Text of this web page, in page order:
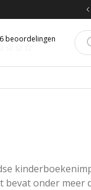
beoordelingen
bevat onder meer